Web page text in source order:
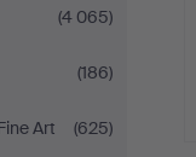
(4 065)
(186)
Art
(625)